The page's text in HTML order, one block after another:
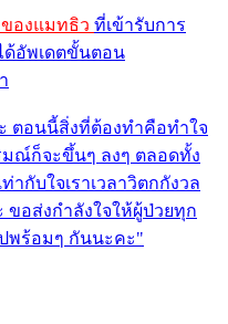
องแมทธิว ที่เข้ารับการ
ด้อัพเดตขั้นตอน
ตอนนี้สิ่งที่ต้องทำคือทำใจ
ณ์ก็จะขึ้นๆ ลงๆ ตลอดทั้ง
ากับใจเราเวลาวิตกกังวล
ขอส่งกำลังใจให้ผู้ป่วยทุก
พร้อมๆ กันนะคะ"